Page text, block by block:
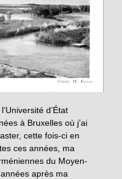
d’État
à Bruxelles où j’ai
cette fois-ci en
ces années, ma
du Moyen-
après ma